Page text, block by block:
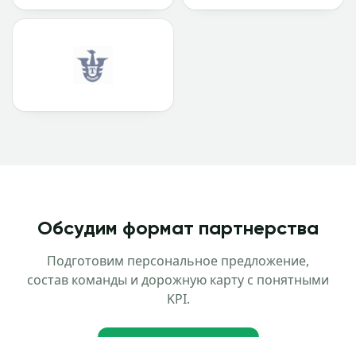
Обсудим формат партнерства
Подготовим персональное предложение,
состав команды и дорожную карту с понятными
KPI.